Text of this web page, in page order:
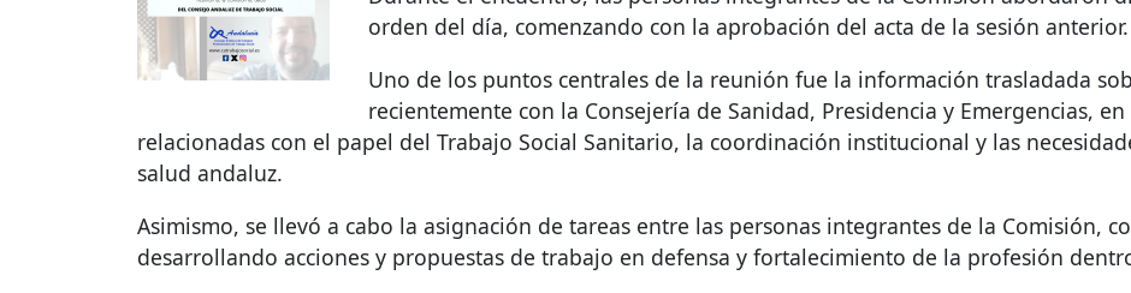
orden del día, comenzando con la aprobación del acta de la sesión anterior.
Uno de los puntos centrales de la reunión fue la información trasladada
recientemente con la Consejería de Sanidad, Presidencia y Emergencias,
relacionadas con el papel del Trabajo Social Sanitario, la coordinación institucional y las
salud andaluz.
Asimismo, se llevó a cabo la asignación de tareas entre las personas integrantes de la Comisión,
desarrollando acciones y propuestas de trabajo en defensa y fortalecimiento de la profesión